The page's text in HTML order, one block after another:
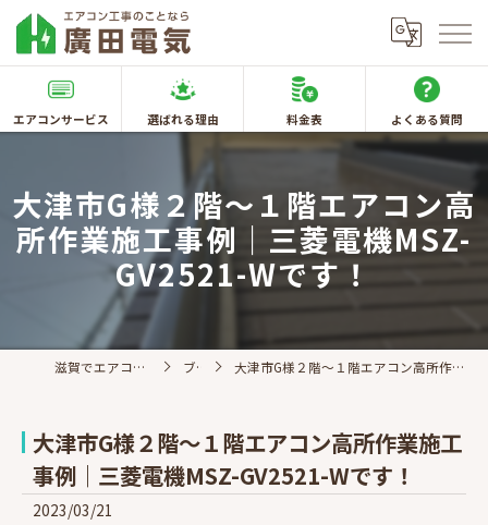
エアコンサービス 選ばれる理由 料金表 よくある質問
大津市G様２階～１階エアコン高
所作業施工事例｜三菱電機MSZ-
GV2521-Wです！
滋賀でエアコン取付なら廣田電気 ブログ 大津市G様２階～１階エアコン高所作業施工事例｜三菱電機MSZ-GV2521-Wです！
大津市G様２階～１階エアコン高所作業施工
事例｜三菱電機MSZ-GV2521-Wです！
2023/03/21